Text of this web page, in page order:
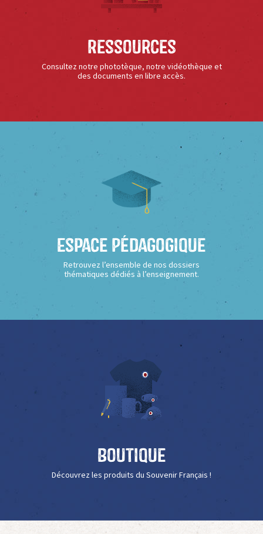
Ressources
Consultez notre phototèque, notre vidéothèque et
des documents en libre accès.
Espace Pédagogique
Retrouvez l’ensemble de nos dossiers
thématiques dédiés à l’enseignement.
Boutique
Découvrez les produits du Souvenir Français !